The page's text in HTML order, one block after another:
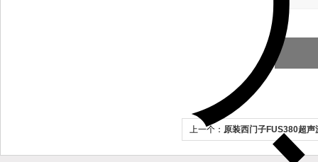
上一个： 原装西门子FUS380超声